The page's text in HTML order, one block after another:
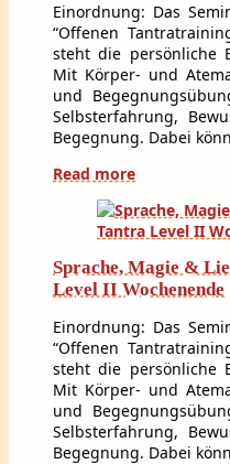
Einordnung: Das
“Offenen
steht die persönliche
Mit Körper- und
und
Selbsterfahrung,
Begegnung. Dabei
Read more
Sprache, Magie &
Level II Wochenende
Einordnung: Das
“Offenen
steht die persönliche
Mit Körper- und
und
Selbsterfahrung,
Begegnung. Dabei